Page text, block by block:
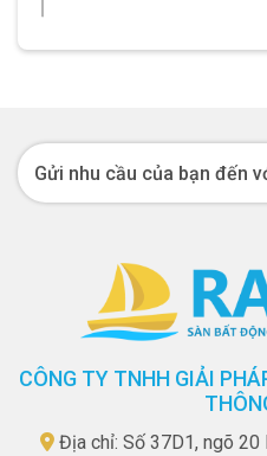
Gửi nhu cầu của bạn đến
CÔNG TY TNHH GIẢI
Địa chỉ: Số 37D1, ngõ 20